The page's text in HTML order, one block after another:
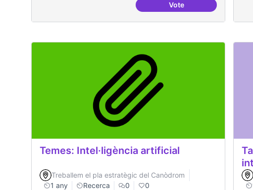
VoteEstablir les àrees o
Temes: Intel·ligència artificial
Treballem el pla estratègic del Canòdrom
1 any
Recerca 0 0